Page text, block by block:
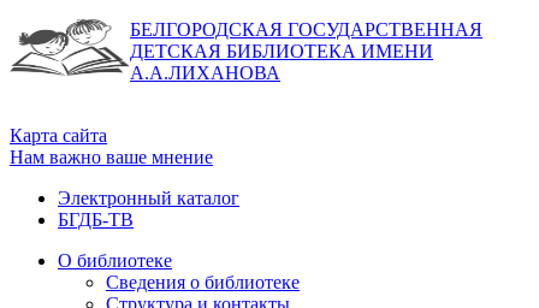
БЕЛГОРОДСКАЯ ГОСУДАРСТВЕННАЯ
ДЕТСКАЯ БИБЛИОТЕКА ИМЕНИ
А.А.ЛИХАНОВА
Карта сайта
Нам важно ваше мнение
Электронный каталог
БГДБ-ТВ
О библиотеке
Сведения о библиотеке
Структура и контакты